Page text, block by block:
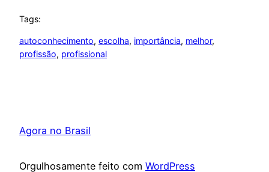
Tags:
autoconhecimento, escolha, importância, melhor
profissão, profissional
Agora no Brasil
Orgulhosamente feito com WordPress